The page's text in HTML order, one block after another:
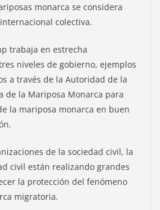
monarca se considera
colectiva.
trabaja en estrecha
niveles de gobierno, ejemplos
a través de la Autoridad de la
de la Mariposa Monarca para
la mariposa monarca en buen
de la sociedad civil, la
civil están realizando grandes
la protección del fenómeno
migratoria.